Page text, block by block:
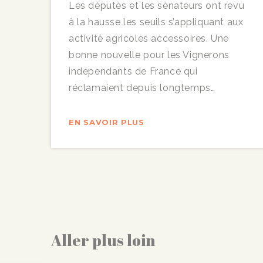
Les députés et les sénateurs ont revu
à la hausse les seuils s’appliquant aux
activité agricoles accessoires. Une
bonne nouvelle pour les Vignerons
indépendants de France qui
réclamaient depuis longtemps…
EN SAVOIR PLUS
Aller plus loin